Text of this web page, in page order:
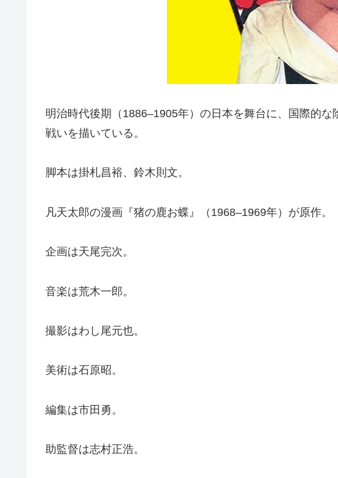
明治時代後期（1886–1905年）の日本を舞台に、国際的
戦いを描いている。
脚本は掛札昌裕、鈴木則文。
凡天太郎の漫画『猪の鹿お蝶』（1968–1969年）が原作。
企画は天尾完次。
音楽は荒木一郎。
撮影はわし尾元也。
美術は石原昭。
編集は市田勇。
助監督は志村正浩。